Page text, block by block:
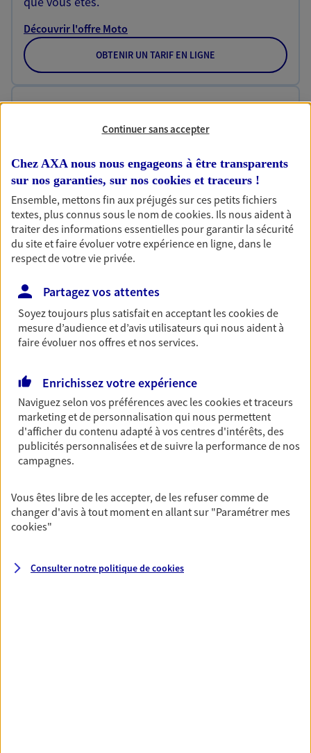
Découvrir l'offre Moto
OBTENIR UN TARIF EN LIGNE
Vos véhicules de 20 ans ou plus méritent le plus
collection et profitez de tarifs et de garanties
spécialement adaptées.
Découvrir l'offre Véhicules de collection
OBTENIR UN TARIF EN LIGNE
Mon Pack Entrepreneur rassemble en un seul
contrat vos garanties essentielles : responsabilité
civile pro, assurance dommages, protection
juridique, indemnités journalières en cas d’arrêt…
Découvrir l'offre Mon Pack Entrepreneur
OBTENIR UN TARIF EN LIGNE
Nos expertises
Continuer sans accepter
Chez AXA nous nous engageons à être transparents
sur nos garanties, sur nos cookies et traceurs !
Ensemble, mettons fin aux préjugés sur ces petits fichiers
textes, plus connus sous le nom decookies. Ils nous aident à
traiter des informations essentielles pour garantir la sécurité
du site et faire évoluer votre expérience en ligne, dans le
respect de votre vie privée.
Partagez vos attentes
Soyez toujours plus satisfait en acceptant lescookiesde
mesure d’audience et d’avis utilisateurs qui nous aident à
faire évoluer nos offres et nos services.
Enrichissez votre expérience
Naviguez selon vos préférences avec lescookies et traceurs
marketing et de personnalisation qui nous permettent
d'afficher du contenu adapté à vos centres d'intérêts, des
publicités personnalisées et de suivre la performance de nos
campagnes.
Vous êtes libre de les accepter, de les refuser comme de
changer d'avis à tout moment en allant sur "Paramétrer mes
cookies"
Consulter notre politique decookies